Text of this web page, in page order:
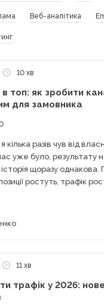
Веб-аналітика
10 хв
в топ: як зробити
для замовника
кілька разів чув від
уже було, результату
щоразу однакова.
ростуть, трафік
11 хв
трафік у 2026: